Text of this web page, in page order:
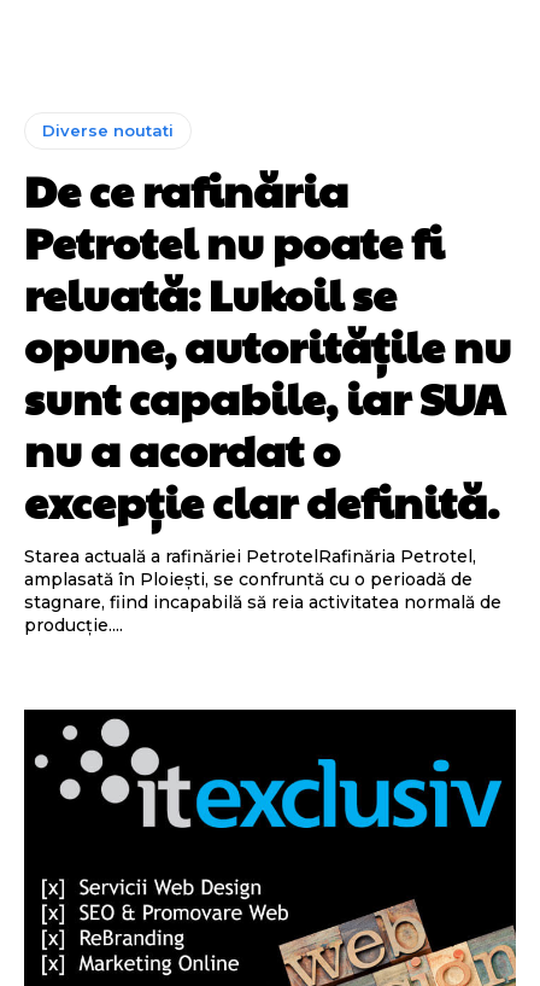
Diverse noutati
De ce rafinăria
Petrotel nu poate fi
reluată: Lukoil se
opune, autoritățile nu
sunt capabile, iar SUA
nu a acordat o
excepție clar definită.
Starea actuală a rafinăriei PetrotelRafinăria Petrotel,
amplasată în Ploiești, se confruntă cu o perioadă de
stagnare, fiind incapabilă să reia activitatea normală de
producție....